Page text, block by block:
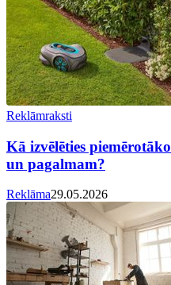
Reklāmraksti
Kā izvēlēties
un pagalmam?
Reklāma29.05.2026